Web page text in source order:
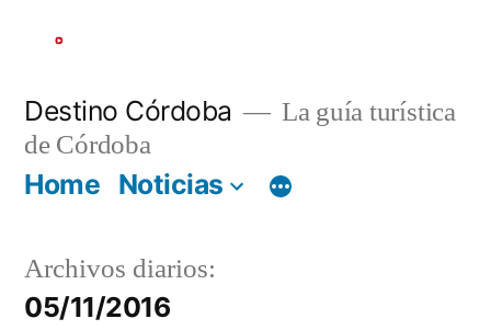
contenido
Destino Córdoba
La guía turística
de Córdoba
Home Noticias
Archivos diarios:
05/11/2016